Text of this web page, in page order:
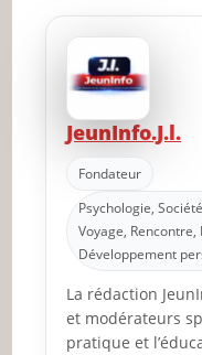
JeunInfo.J.l.
Fondateur
Psychologie,
Voyage, Rencontre,
Développement
La rédaction
et modérateurs
pratique et